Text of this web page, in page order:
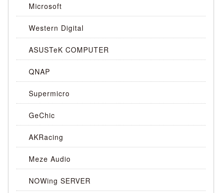
Microsoft
Western Digital
ASUSTeK COMPUTER
QNAP
Supermicro
GeChic
AKRacing
Meze Audio
NOWing SERVER